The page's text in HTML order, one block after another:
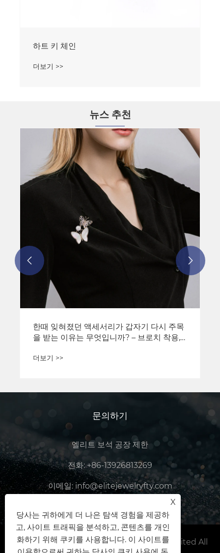
뉴스 추천
목걸이 : 단순한 장식 이상
더보기 >>
 
문의하기
엘리트 보석 공장 제한
전화:+86-13926813269
이메일: info@elitejewelryfty.com
Copyright © 2025 Elite Jewelry Factory Limited All
X
당사는 귀하에게 더 나은 탐색 경험을 제공하
고, 사이트 트래픽을 분석하고, 콘텐츠를 개인
화하기 위해 쿠키를 사용합니다. 이 사이트를